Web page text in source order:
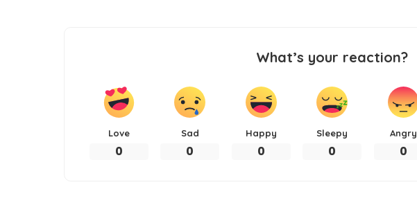
What’s your reaction?
Love
0
Sad
0
Happy
0
Sleepy
0
Angry
0